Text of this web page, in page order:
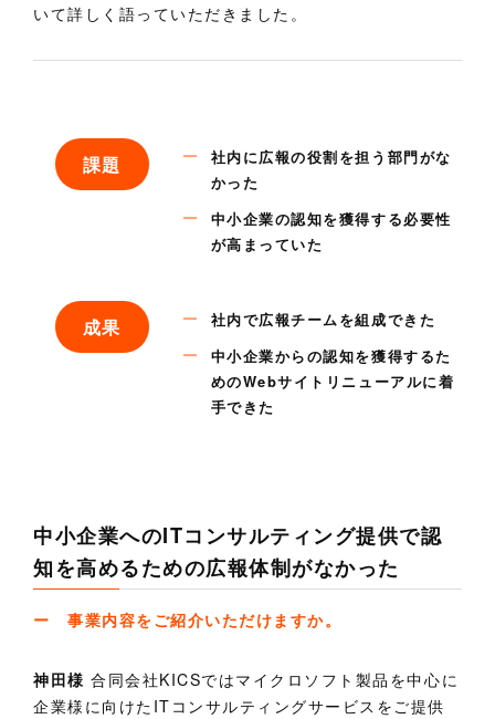
いて詳しく語っていただきました。
課題
社内に広報の役割を担う部門がな
かった
中小企業の認知を獲得する必要性
が高まっていた
成果
社内で広報チームを組成できた
中小企業からの認知を獲得するた
めのWebサイトリニューアルに着
手できた
中小企業へのITコンサルティング提供で認
知を高めるための広報体制がなかった
ー 事業内容をご紹介いただけますか。
神田様 合同会社KICSではマイクロソフト製品を中心に
企業様に向けたITコンサルティングサービスをご提供